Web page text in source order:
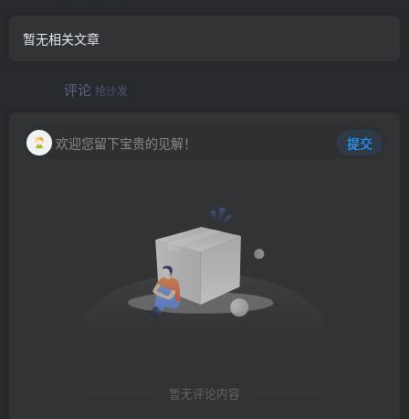
暂无相关文章
评论 抢沙发
欢迎您留下宝贵的见解！ 提交
暂无评论内容